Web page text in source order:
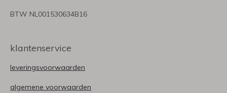
BTW NL001530634B16
klantenservice
leveringsvoorwaarden
algemene voorwaarden